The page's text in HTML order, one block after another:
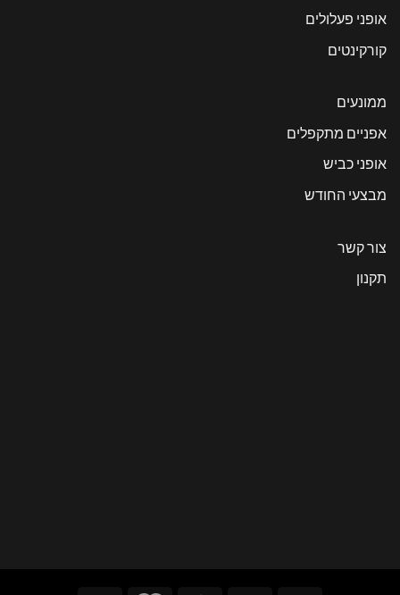
אופני פעלולים
קורקינטים
ממונעים
אפניים מתקפלים
אופני כביש
מבצעי החודש
צור קשר
תקנון